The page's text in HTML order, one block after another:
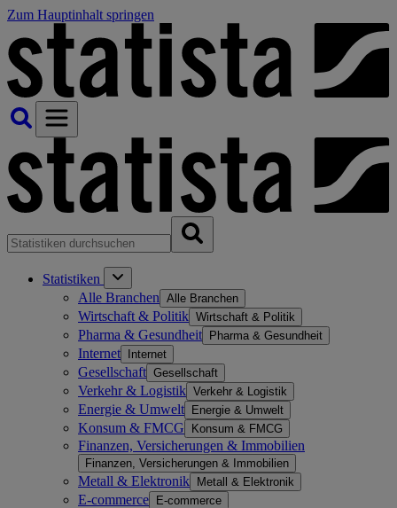
Zum Hauptinhalt springen
Statistiken
Alle Branchen Alle Branchen
Wirtschaft & Politik Wirtschaft & Politik
Pharma & Gesundheit Pharma & Gesundheit
Internet Internet
Gesellschaft Gesellschaft
Verkehr & Logistik Verkehr & Logistik
Energie & Umwelt Energie & Umwelt
Konsum & FMCG Konsum & FMCG
Finanzen, Versicherungen & Immobilien
Finanzen, Versicherungen & Immobilien
Metall & Elektronik Metall & Elektronik
E-commerce E-commerce